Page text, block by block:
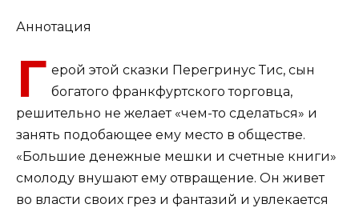
Аннотация
Г ерой этой сказки Перегринус Тис, сын
богатого франкфуртского торговца,
решительно не желает «чем-то сделаться» и
занять подобающее ему место в обществе.
«Большие денежные мешки и счетные книги»
смолоду внушают ему отвращение. Он живет
во власти своих грез и фантазий и увлекается